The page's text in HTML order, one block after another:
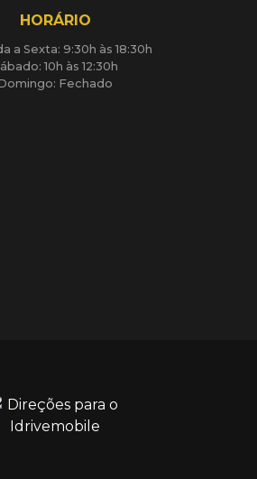
HORÁRIO
a Sexta: 9:30h às 18:30h
10h às 12:30h
Fechado